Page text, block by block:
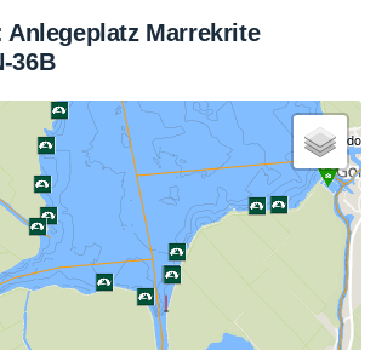
Anlegeplatz Marrekrite
36B
Standort